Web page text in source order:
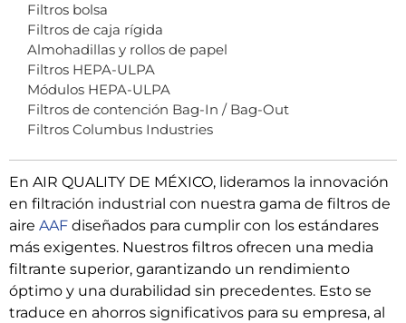
Filtros bolsa
Filtros de caja rígida
Almohadillas y rollos de papel
Filtros HEPA-ULPA
Módulos HEPA-ULPA
Filtros de contención Bag-In / Bag-Out
Filtros Columbus Industries
En AIR QUALITY DE MÉXICO, lideramos la innovación
en filtración industrial con nuestra gama de filtros de
aire AAF diseñados para cumplir con los estándares
más exigentes. Nuestros filtros ofrecen una media
filtrante superior, garantizando un rendimiento
óptimo y una durabilidad sin precedentes. Esto se
traduce en ahorros significativos para su empresa, al